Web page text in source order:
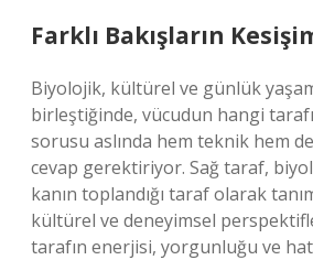
Farklı Bakışların
Biyolojik, kültürel ve günlük yaşam
birleştiğinde, vücudun hangi
sorusu aslında hem teknik hem
cevap gerektiriyor. Sağ taraf,
kanın toplandığı taraf olarak
kültürel ve deneyimsel
tarafın enerjisi, yorgunluğu ve